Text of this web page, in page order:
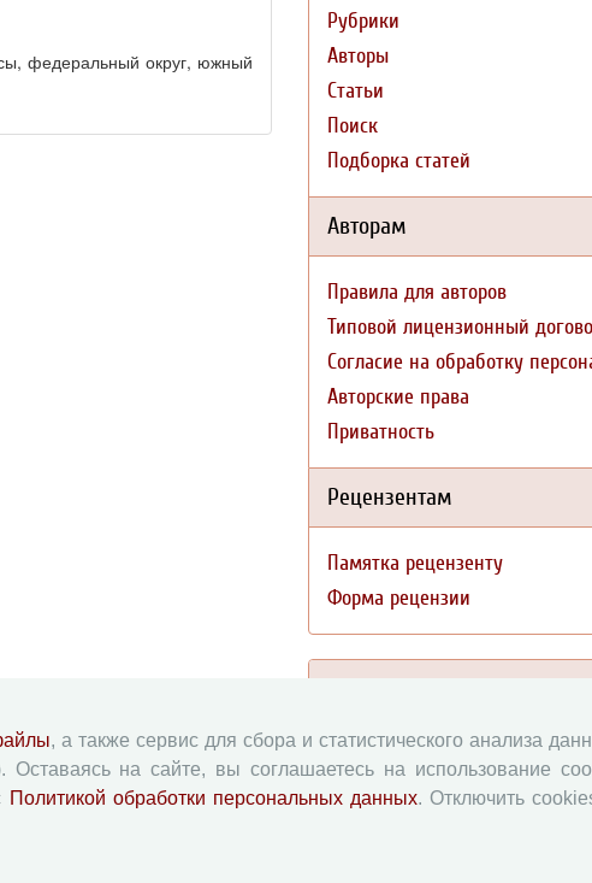
федеральный округ, южный
Рубрики
Авторы
Статьи
Поиск
Подборка статей
Авторам
Правила для авторов
Типовой лицензионный
Согласие на обработку
Авторские права
Приватность
Рецензентам
Памятка рецензенту
Форма рецензии
Экономические и социальные
Проблемы развития
, а также сервис для сбора и статистического анализа
Оставаясь на сайте, вы соглашаетесь на использование
Политикой обработки персональных данных. Отключить